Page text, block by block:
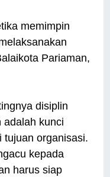
memimpin
Pariaman,
disiplin
adalah kunci
tujuan organisasi.
kepada
harus siap